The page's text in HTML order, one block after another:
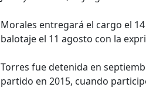
Morales entregará el cargo el
balotaje el 11 agosto con la
Torres fue detenida en
partido en 2015, cuando